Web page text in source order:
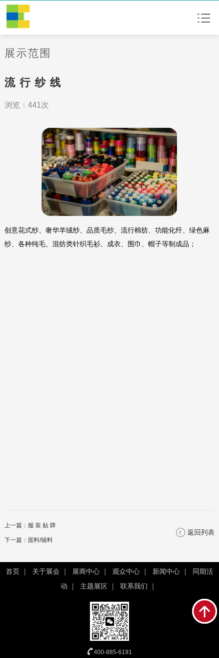
展示范围
流 行 纱 线
浏览：441次
创意花式纱、奢华羊绒纱、品质毛纱、流行棉纺、功能化纤、绿色麻
纱、各种纯毛、混纺类针织毛衫、成衣、围巾、帽子等制成品；
上一篇： 服 装 贴 牌
下一篇： 面料/辅料
返回列表
首页｜ 关于展会 ｜ 展商中心｜ 观众中心｜ 新闻中心｜ 同期活
动 ｜ 主题展区｜ 联系我们 ｜
400-885-6191